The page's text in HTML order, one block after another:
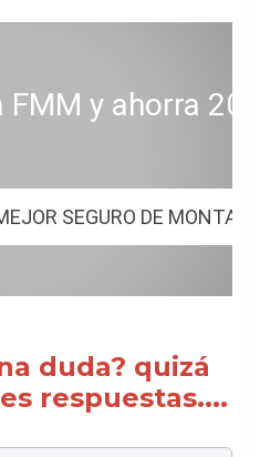
FMM y ahorra
SEGURO DE
duda? quizá
respuestas....